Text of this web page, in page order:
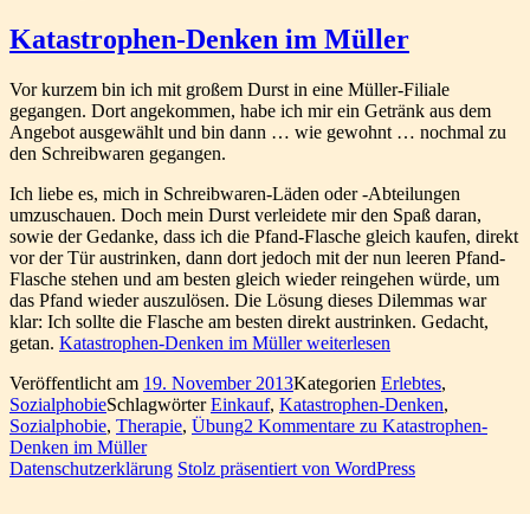
Katastrophen-Denken im Müller
Vor kurzem bin ich mit großem Durst in eine Müller-Filiale
gegangen. Dort angekommen, habe ich mir ein Getränk aus dem
Angebot ausgewählt und bin dann … wie gewohnt … nochmal zu
den Schreibwaren gegangen.
Ich liebe es, mich in Schreibwaren-Läden oder -Abteilungen
umzuschauen. Doch mein Durst verleidete mir den Spaß daran,
sowie der Gedanke, dass ich die Pfand-Flasche gleich kaufen, direkt
vor der Tür austrinken, dann dort jedoch mit der nun leeren Pfand-
Flasche stehen und am besten gleich wieder reingehen würde, um
das Pfand wieder auszulösen. Die Lösung dieses Dilemmas war
klar: Ich sollte die Flasche am besten direkt austrinken. Gedacht,
getan. Katastrophen-Denken im Müllerweiterlesen
Veröffentlicht am 19. November 2013Kategorien Erlebtes,
SozialphobieSchlagwörterEinkauf, Katastrophen-Denken,
Sozialphobie, Therapie, Übung2 Kommentare zu Katastrophen-
Denken im Müller
Datenschutzerklärung Stolz präsentiert von WordPress